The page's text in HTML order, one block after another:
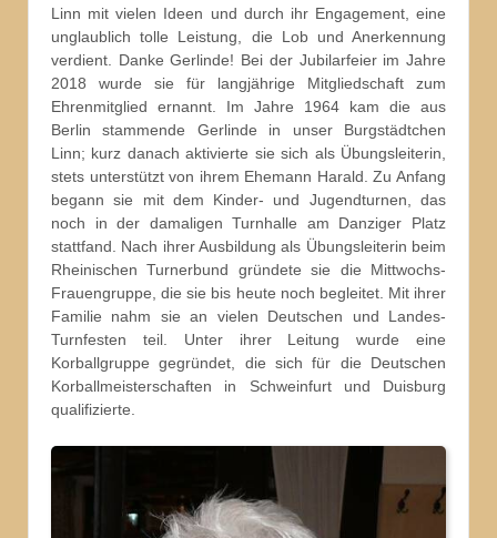
Linn mit vielen Ideen und durch ihr Engagement, eine
unglaublich tolle Leistung, die Lob und Anerkennung
verdient. Danke Gerlinde! Bei der Jubilarfeier im Jahre
2018 wurde sie für langjährige Mitgliedschaft zum
Ehrenmitglied ernannt. Im Jahre 1964 kam die aus
Berlin stammende Gerlinde in unser Burgstädtchen
Linn; kurz danach aktivierte sie sich als Übungsleiterin,
stets unterstützt von ihrem Ehemann Harald. Zu Anfang
begann sie mit dem Kinder- und Jugendturnen, das
noch in der damaligen Turnhalle am Danziger Platz
stattfand. Nach ihrer Ausbildung als Übungsleiterin beim
Rheinischen Turnerbund gründete sie die Mittwochs-
Frauengruppe, die sie bis heute noch begleitet. Mit ihrer
Familie nahm sie an vielen Deutschen und Landes-
Turnfesten teil. Unter ihrer Leitung wurde eine
Korballgruppe gegründet, die sich für die Deutschen
Korballmeisterschaften in Schweinfurt und Duisburg
qualifizierte.